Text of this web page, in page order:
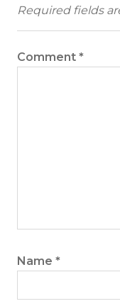
Required fields
Comment *
Name *